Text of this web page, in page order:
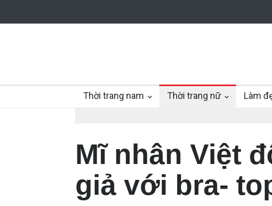
Thời trang nam Thời trang nữ Làm
Mĩ nhân Việt
giả với bra-